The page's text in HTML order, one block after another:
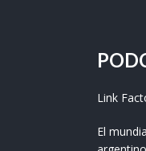
Link
El